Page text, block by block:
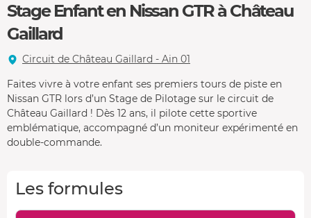
Stage Enfant en Nissan GTR à Château
Gaillard
Circuit de Château Gaillard - Ain 01
Faites vivre à votre enfant ses premiers tours de piste en
Nissan GTR lors d’un Stage de Pilotage sur le circuit de
Château Gaillard ! Dès 12 ans, il pilote cette sportive
emblématique, accompagné d’un moniteur expérimenté en
double-commande.
Les formules